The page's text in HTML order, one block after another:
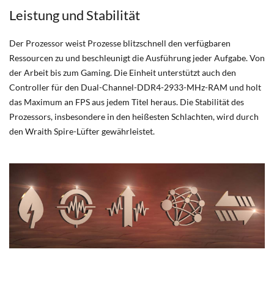
Leistung und Stabilität
Der Prozessor weist Prozesse blitzschnell den verfügbaren
Ressourcen zu und beschleunigt die Ausführung jeder Aufgabe. Von
der Arbeit bis zum Gaming. Die Einheit unterstützt auch den
Controller für den Dual-Channel-DDR4-2933-MHz-RAM und holt
das Maximum an FPS aus jedem Titel heraus. Die Stabilität des
Prozessors, insbesondere in den heißesten Schlachten, wird durch
den Wraith Spire-Lüfter gewährleistet.